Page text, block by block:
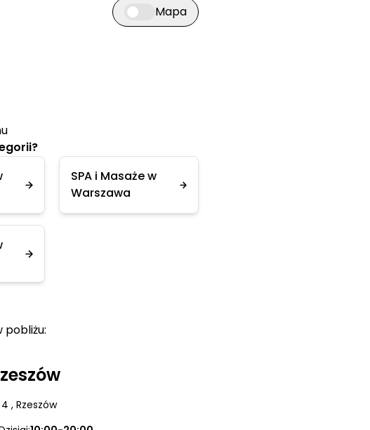
Przełącz widok mapy
Mapa
SPA i Masaże w
Warszawa
pobliżu:
, Rzeszów